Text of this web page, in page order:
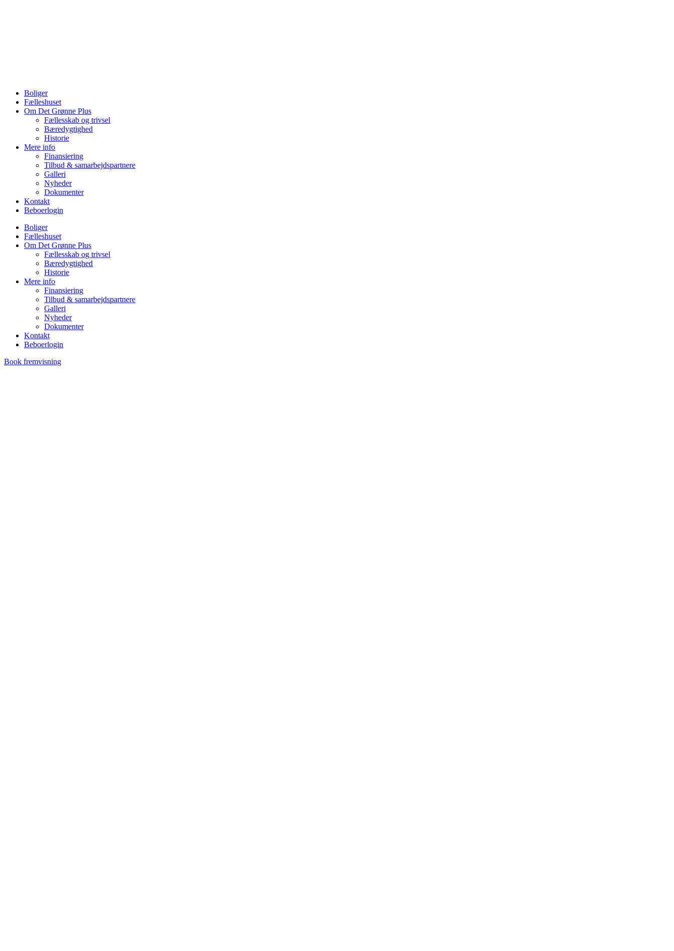
Boliger
Fælleshuset
Om Det Grønne Plus
Fællesskab og trivsel
Bæredygtighed
Historie
Mere info
Finansiering
Tilbud & samarbejdspartnere
Galleri
Nyheder
Dokumenter
Kontakt
Beboerlogin
Boliger
Fælleshuset
Om Det Grønne Plus
Fællesskab og trivsel
Bæredygtighed
Historie
Mere info
Finansiering
Tilbud & samarbejdspartnere
Galleri
Nyheder
Dokumenter
Kontakt
Beboerlogin
Book fremvisning